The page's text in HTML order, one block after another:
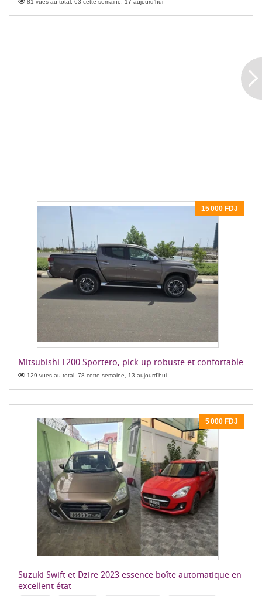
81 vues au total, 63 cette semaine, 17 aujourd'hui
15 000 FDJ
Mitsubishi L200 Sportero, pick-up robuste et confortable
129 vues au total, 78 cette semaine, 13 aujourd'hui
5 000 FDJ
Suzuki Swift et Dzire 2023 essence boîte automatique en
excellent état